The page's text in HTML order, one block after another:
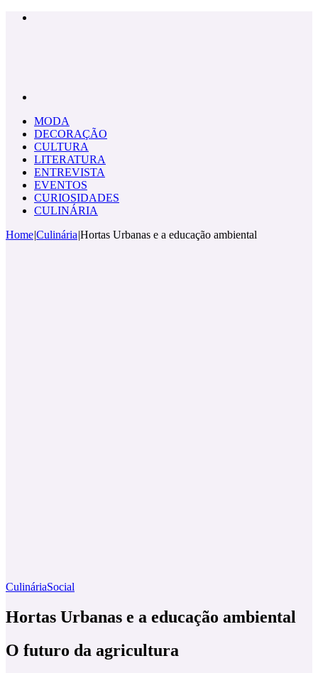
MODA
DECORAÇÃO
CULTURA
LITERATURA
ENTREVISTA
EVENTOS
CURIOSIDADES
CULINÁRIA
Home|Culinária|Hortas Urbanas e a educação ambiental
CulináriaSocial
Hortas Urbanas e a educação ambiental
O futuro da agricultura